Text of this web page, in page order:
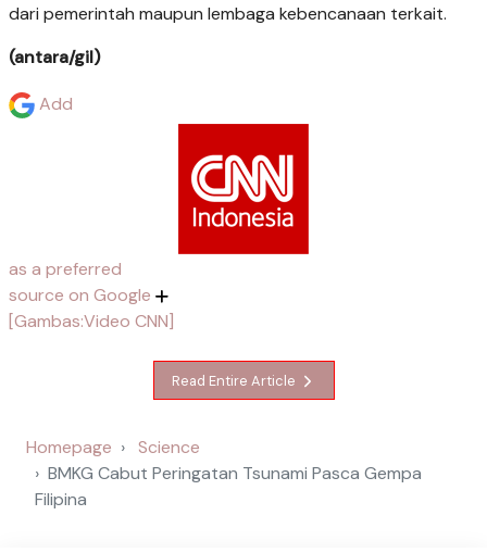
dari pemerintah maupun lembaga kebencanaan terkait.
(antara/gil)
Add
as a preferred
source on Google
[Gambas:Video CNN]
Read Entire Article
Homepage
Science
BMKG Cabut Peringatan Tsunami Pasca Gempa
Filipina